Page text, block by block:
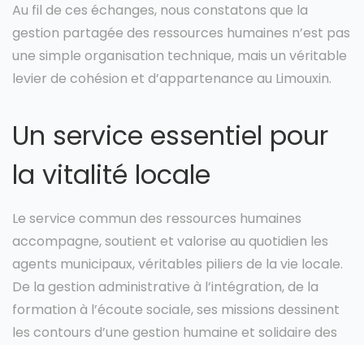
Au fil de ces échanges, nous constatons que la
gestion partagée des ressources humaines n’est pas
une simple organisation technique, mais un véritable
levier de cohésion et d’appartenance au Limouxin.
Un service essentiel pour
la vitalité locale
Le service commun des ressources humaines
accompagne, soutient et valorise au quotidien les
agents municipaux, véritables piliers de la vie locale.
De la gestion administrative à l’intégration, de la
formation à l’écoute sociale, ses missions dessinent
les contours d’une gestion humaine et solidaire des